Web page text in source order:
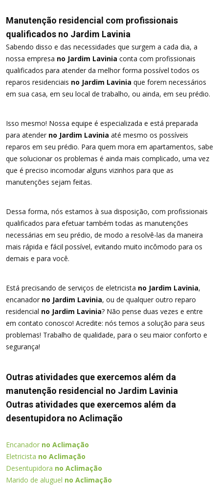
Manutenção residencial com profissionais
qualificados no Jardim Lavinia
Sabendo disso e das necessidades que surgem a cada dia, a
nossa empresa no Jardim Lavinia conta com profissionais
qualificados para atender da melhor forma possível todos os
reparos residenciais no Jardim Lavinia que forem necessários
em sua casa, em seu local de trabalho, ou ainda, em seu prédio.
Isso mesmo! Nossa equipe é especializada e está preparada
para atender no Jardim Lavinia até mesmo os possíveis
reparos em seu prédio. Para quem mora em apartamentos, sabe
que solucionar os problemas é ainda mais complicado, uma vez
que é preciso incomodar alguns vizinhos para que as
manutenções sejam feitas.
Dessa forma, nós estamos à sua disposição, com profissionais
qualificados para efetuar também todas as manutenções
necessárias em seu prédio, de modo a resolvê-las da maneira
mais rápida e fácil possível, evitando muito incômodo para os
demais e para você.
Está precisando de serviços de eletricista no Jardim Lavinia,
encanador no Jardim Lavinia, ou de qualquer outro reparo
residencial no Jardim Lavinia? Não pense duas vezes e entre
em contato conosco! Acredite: nós temos a solução para seus
problemas! Trabalho de qualidade, para o seu maior conforto e
segurança!
Outras atividades que exercemos além da
manutenção residencial no Jardim Lavinia
Outras atividades que exercemos além da
desentupidora no Aclimação
Encanador no Aclimação
Eletricista no Aclimação
Desentupidora no Aclimação
Marido de aluguel no Aclimação